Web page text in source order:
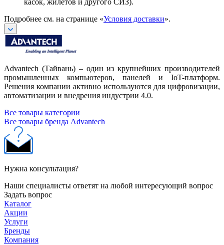
касок, жилетов и другого СИЗ).
Подробнее см. на странице «Условия доставки».
Advantech (Тайвань) – один из крупнейших производителей
промышленных компьютеров, панелей и IoT-платформ.
Решения компании активно используются для цифровизации,
автоматизации и внедрения индустрии 4.0.
Все товары категории
Все товары бренда Advantech
Нужна консультация?
Наши специалисты ответят на любой интересующий вопрос
Задать вопрос
Каталог
Акции
Услуги
Бренды
Компания